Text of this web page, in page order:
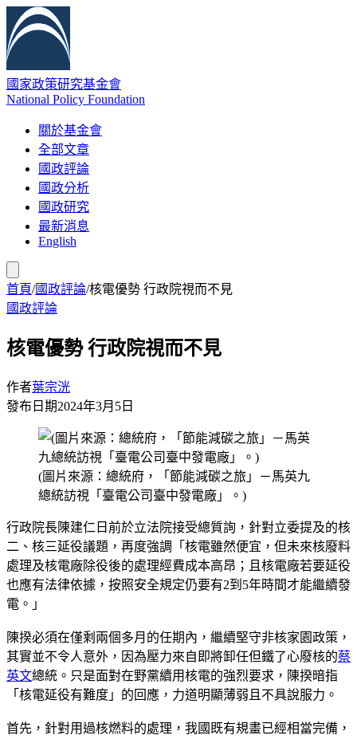
國家政策研究基金會
National Policy Foundation
關於基金會
全部文章
國政評論
國政分析
國政研究
最新消息
English
首頁/國政評論/核電優勢 行政院視而不見
國政評論
核電優勢 行政院視而不見
作者葉宗洸
發布日期2024年3月5日
(圖片來源：總統府，「節能減碳之旅」－馬英九
總統訪視「臺電公司臺中發電廠」。)
行政院長陳建仁日前於立法院接受總質詢，針對立委提及的核
二、核三延役議題，再度強調「核電雖然便宜，但未來核廢料
處理及核電廠除役後的處理經費成本高昂；且核電廠若要延役
也應有法律依據，按照安全規定仍要有2到5年時間才能繼續發
電。」
陳揆必須在僅剩兩個多月的任期內，繼續堅守非核家園政策，
其實並不令人意外，因為壓力來自即將卸任但鐵了心廢核的蔡
英文總統。只是面對在野黨續用核電的強烈要求，陳揆暗指
「核電延役有難度」的回應，力道明顯薄弱且不具說服力。
首先，針對用過核燃料的處理，我國既有規畫已經相當完備，